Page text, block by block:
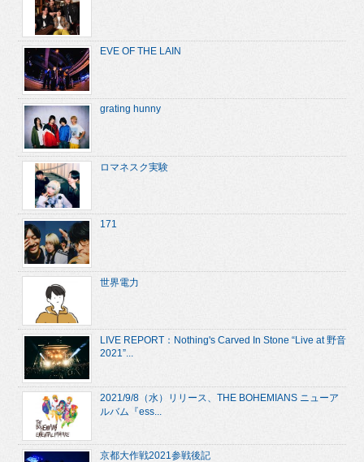
EVE OF THE LAIN
grating hunny
ロマネスク実験
171
世界電力
LIVE REPORT：Nothing's Carved In Stone “Live at 野音
2021”...
2021/9/8（水）リリース、THE BOHEMIANS ニューア
ルバム『ess...
京都大作戦2021参戦後記